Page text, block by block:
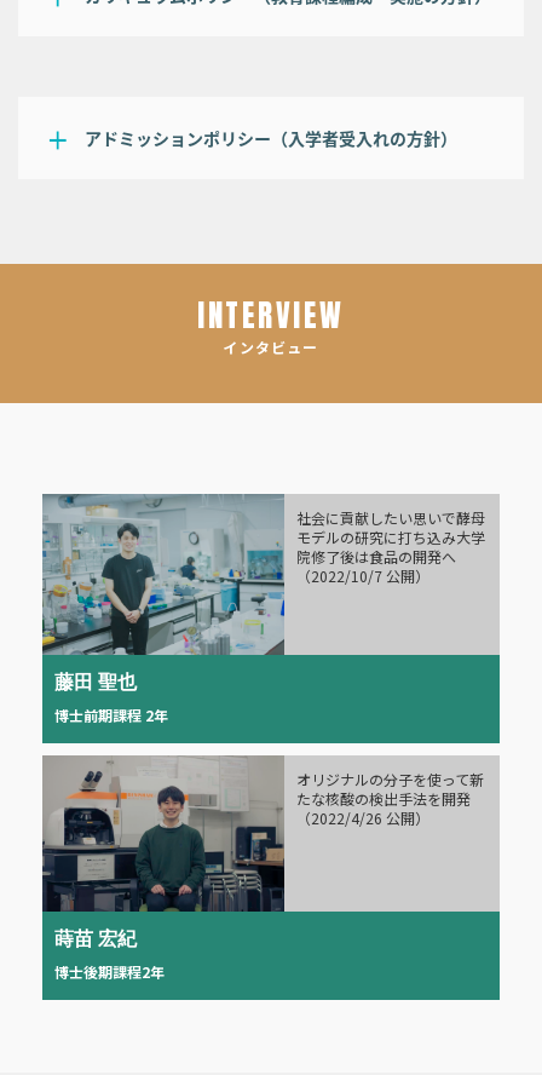
アドミッションポリシー（入学者受入れの方針）
INTERVIEW
インタビュー
社会に貢献したい思いで酵母
モデルの研究に打ち込み大学
院修了後は食品の開発へ
（2022/10/7 公開）
藤田 聖也
博士前期課程 2年
オリジナルの分子を使って新
たな核酸の検出手法を開発
（2022/4/26 公開）
蒔苗 宏紀
博士後期課程2年